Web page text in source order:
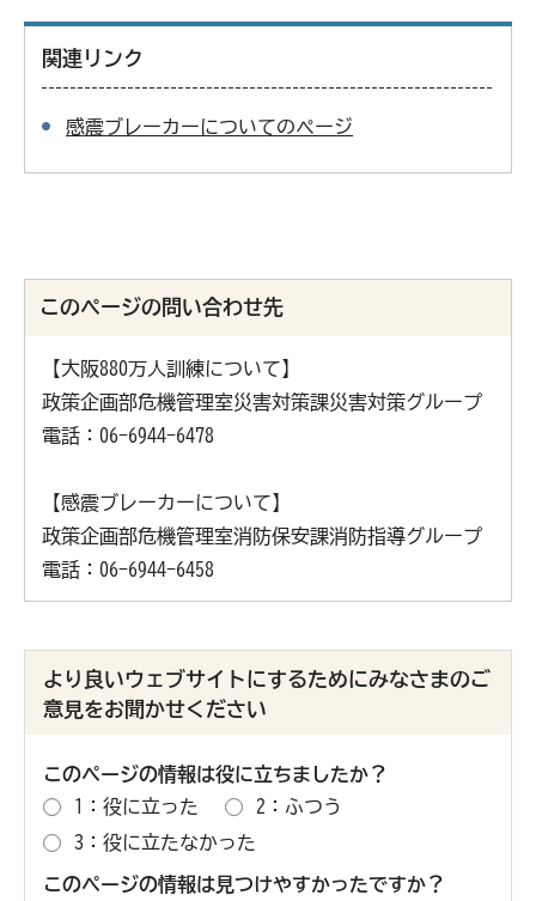
関連リンク
感震ブレーカーについてのページ
このページの問い合わせ先
【大阪880万人訓練について】
政策企画部危機管理室災害対策課災害対策グループ
電話：06-6944-6478
【感震ブレーカーについて】
政策企画部危機管理室消防保安課消防指導グループ
電話：06-6944-6458
より良いウェブサイトにするためにみなさまのご
意見をお聞かせください
このページの情報は役に立ちましたか？
1：役に立った
2：ふつう
3：役に立たなかった
このページの情報は見つけやすかったですか？